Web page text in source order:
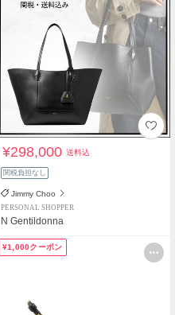
¥298,000送料込
関税負担なし
Jimmy Choo
PERSONAL SHOPPER
N Gentildonna
¥1,000クーポン